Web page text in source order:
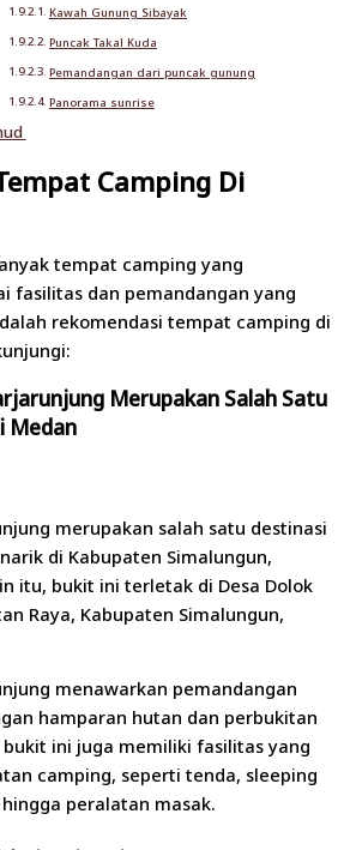
Kawah Gunung Sibayak
Puncak Takal Kuda
Pemandangan dari puncak gunung
Panorama sunrise
Camping Di
tempat camping yang
fasilitas dan pemandangan yang
rekomendasi tempat camping di
Merupakan Salah Satu
Medan
merupakan salah satu destinasi
di Kabupaten Simalungun,
itu, bukit ini terletak di Desa Dolok
Raya, Kabupaten Simalungun,
menawarkan pemandangan
hamparan hutan dan perbukitan
ini juga memiliki fasilitas yang
camping, seperti tenda, sleeping
peralatan masak.